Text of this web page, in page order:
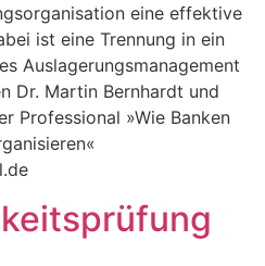
eine effektive
ist eine Trennung in ein
Auslagerungsmanagement
Dr. Martin Bernhardt und
Professional »Wie Banken